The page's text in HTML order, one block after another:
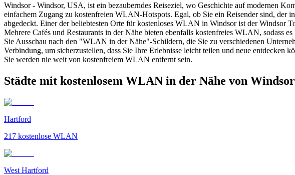
Windsor- Windsor, USA, ist ein bezauberndes Reiseziel, wo Geschichte auf modernen
einfachem Zugang zu kostenfreien WLAN-Hotspots. Egal, ob Sie ein Reisender sind, der
abgedeckt. Einer der beliebtesten Orte für kostenloses WLAN in Windsor ist der Windsor
Mehrere Cafés und Restaurants in der Nähe bieten ebenfalls kostenfreies WLAN, sodass
Sie Ausschau nach den "WLAN in der Nähe"-Schildern, die Sie zu verschiedenen
Verbindung, um sicherzustellen, dass Sie Ihre Erlebnisse leicht teilen und neue entdecken
Sie werden nie weit von kostenfreiem WLAN entfernt sein.
Städte mit kostenlosem WLAN in der Nähe von Windsor
Hartford
217 kostenlose WLAN
West Hartford